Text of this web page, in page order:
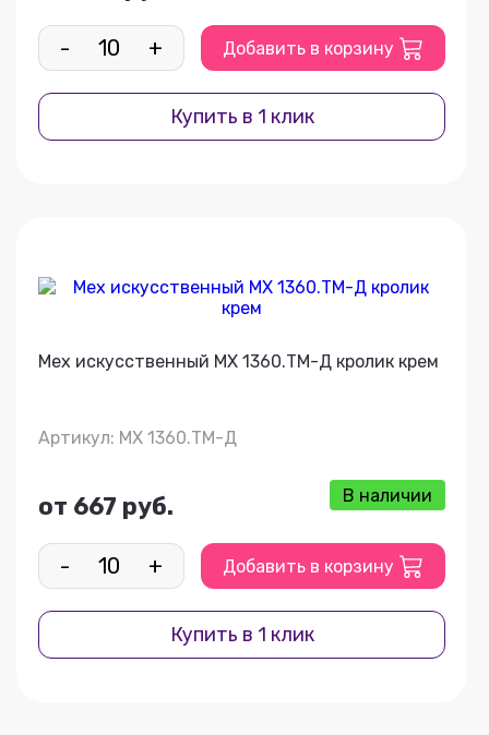
- + Добавить в корзину
Купить в 1 клик
Мех искусственный МХ 1360.ТМ-Д кролик крем
Артикул: МХ 1360.ТМ-Д
от 667 руб. В наличии
- + Добавить в корзину
Купить в 1 клик